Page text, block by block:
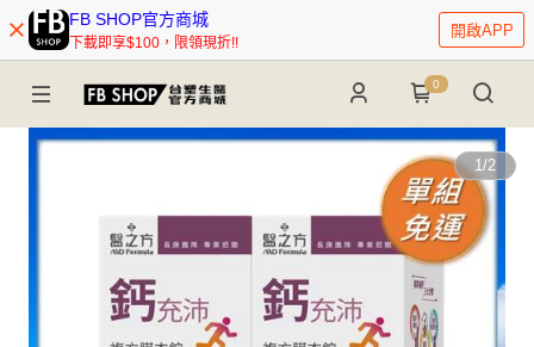
FB SHOP官方商城
下載即享$100，限領現折!!
開啟APP
0
1/2